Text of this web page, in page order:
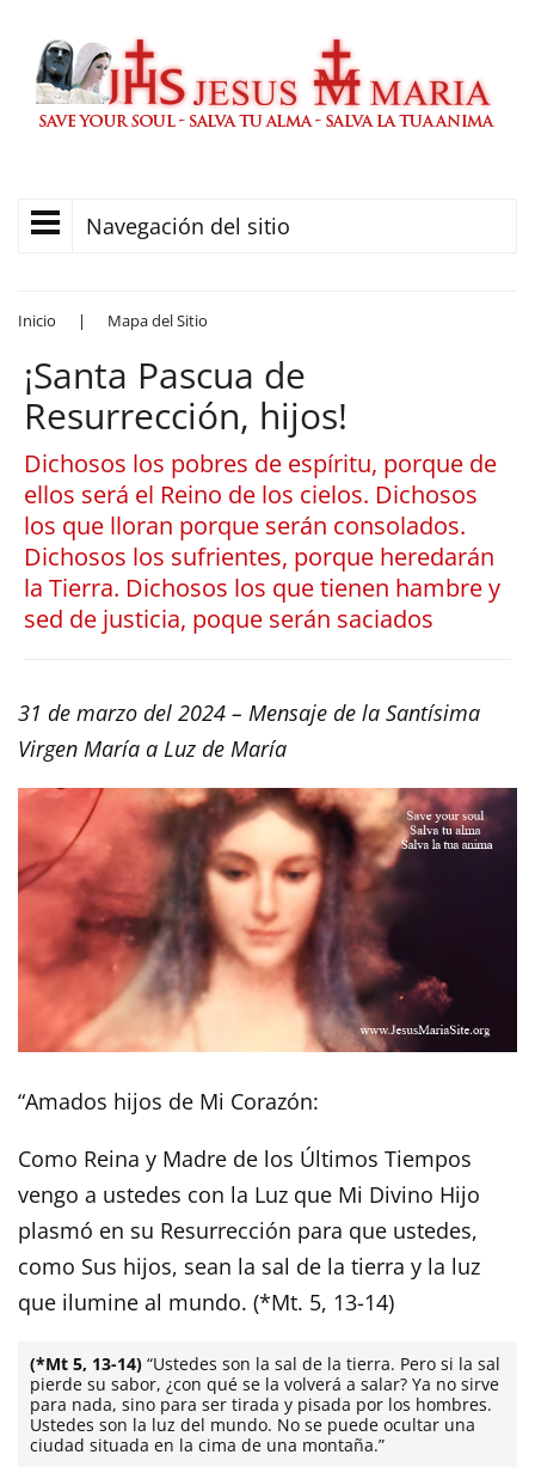
Navegación del sitio
Inicio | Mapa del Sitio
¡Santa Pascua de
Resurrección, hijos!
Dichosos los pobres de espíritu, porque de
ellos será el Reino de los cielos. Dichosos
los que lloran porque serán consolados.
Dichosos los sufrientes, porque heredarán
la Tierra. Dichosos los que tienen hambre y
sed de justicia, poque serán saciados
31 de marzo del 2024 – Mensaje de la Santísima
Virgen María a Luz de María
“Amados hijos de Mi Corazón:
Como Reina y Madre de los Últimos Tiempos
vengo a ustedes con la Luz que Mi Divino Hijo
plasmó en su Resurrección para que ustedes,
como Sus hijos, sean la sal de la tierra y la luz
que ilumine al mundo. (*Mt. 5, 13-14)
(*Mt 5, 13-14) “Ustedes son la sal de la tierra. Pero si la sal
pierde su sabor, ¿con qué se la volverá a salar? Ya no sirve
para nada, sino para ser tirada y pisada por los hombres.
Ustedes son la luz del mundo. No se puede ocultar una
ciudad situada en la cima de una montaña.”